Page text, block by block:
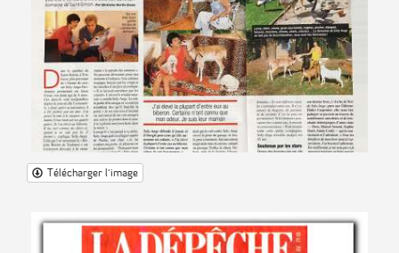
Télécharger l'image